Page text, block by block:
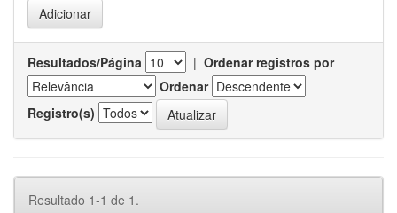
Resultados/Página | Ordenar registros por
Ordenar
Registro(s)
Resultado 1-1 de 1.